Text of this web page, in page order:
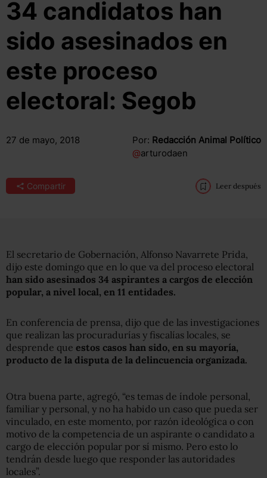
34 candidatos han
sido asesinados en
este proceso
electoral: Segob
27 de mayo, 2018 Por: Redacción Animal Político
@arturodaen
Compartir Leer después
El secretario de Gobernación, Alfonso Navarrete Prida,
dijo este domingo que en lo que va del proceso electoral
han sido asesinados 34 aspirantes a cargos de elección
popular, a nivel local, en 11 entidades.
En conferencia de prensa, dijo que de las investigaciones
que realizan las procuradurías y fiscalías locales, se
desprende que estos casos han sido, en su mayoría,
producto de la disputa de la delincuencia organizada.
Otra buena parte, agregó, “es temas de índole personal,
familiar y personal, y no ha habido un caso que pueda ser
vinculado, en este momento, por razón ideológica o con
motivo de la competencia de un aspirante o candidato a
cargo de elección popular por sí mismo. Pero esto lo
tendrán desde luego que responder las autoridades
locales”.